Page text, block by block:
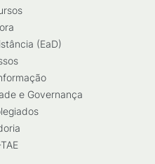
(EaD)
e Governança